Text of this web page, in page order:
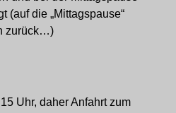
(auf die „Mittagspause“
zurück…)
Uhr, daher Anfahrt zum